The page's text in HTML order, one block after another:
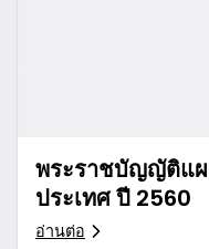
พระราชบัญญัติแ
ประเทศ ปี 2560
อ่านต่อ